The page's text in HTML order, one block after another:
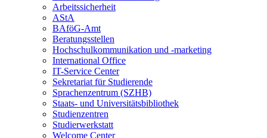
Arbeitssicherheit
AStA
BAföG-Amt
Beratungsstellen
Hochschulkommunikation und -marketing
International Office
IT-Service Center
Sekretariat für Studierende
Sprachenzentrum (SZHB)
Staats- und Universitätsbibliothek
Studienzentren
Studierwerkstatt
Welcome Center